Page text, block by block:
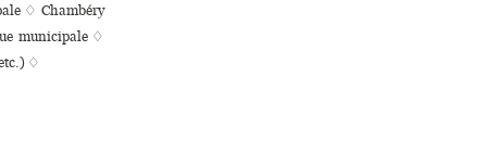
♢ Chambéry
muni­ci­pale ♢
♢